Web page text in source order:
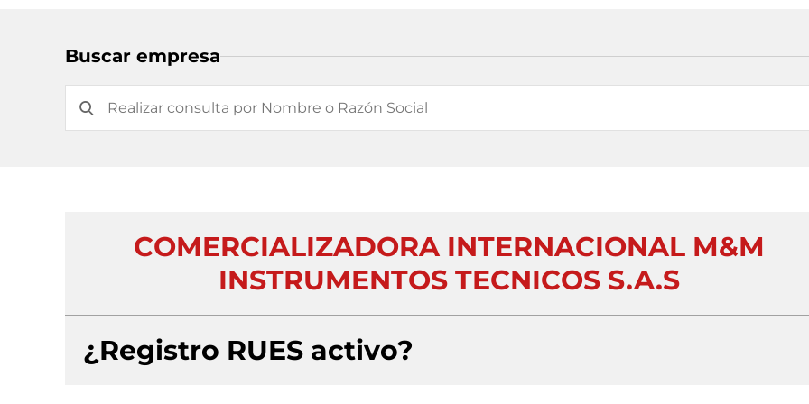
Buscar empresa
COMERCIALIZADORA INTERNACIONAL M&M
INSTRUMENTOS TECNICOS S.A.S
¿Registro RUES activo?